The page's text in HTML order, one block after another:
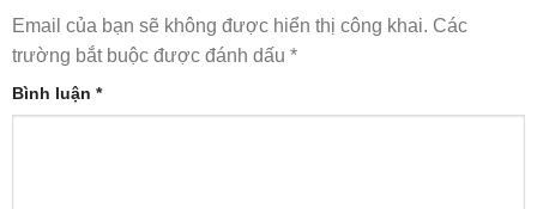
Email của bạn sẽ không được hiển thị công khai. Các
trường bắt buộc được đánh dấu *
Bình luận *